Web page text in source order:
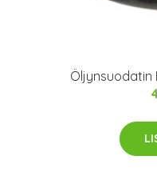
Öljynsuodatin